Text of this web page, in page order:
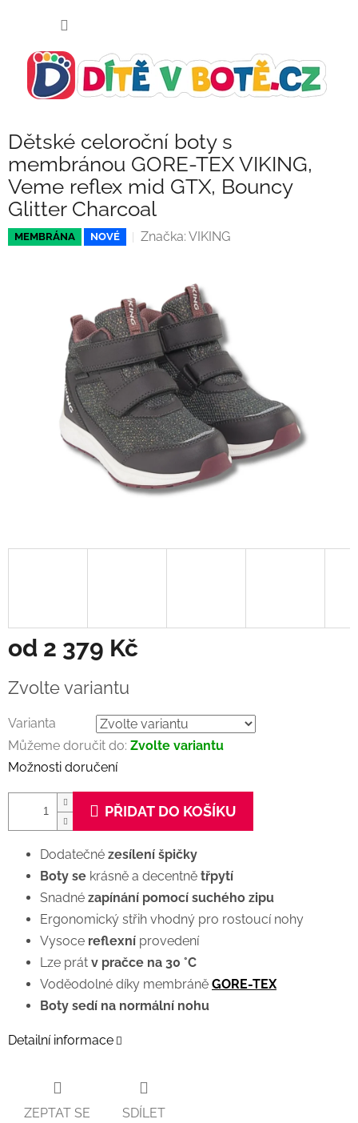
Dětské celoroční boty s
membránou GORE-TEX VIKING,
Veme reflex mid GTX, Bouncy
Glitter Charcoal
MEMBRÁNA NOVÉ Značka: VIKING
od 2 379 Kč
cena:
Zvolte variantu
Varianta
Můžeme doručit do: Zvolte variantu
Možnosti doručení
PŘIDAT DO KOŠÍKU
Dodatečné zesílení špičky
Boty se krásně a decentně třpytí
Snadné zapínání pomocí suchého zipu
Ergonomický střih vhodný pro rostoucí nohy
Vysoce reflexní provedení
Lze prát v pračce na 30 °C
Voděodolné díky membráně GORE-TEX
Boty sedí na normální nohu
Detailní informace
ZEPTAT SE SDÍLET